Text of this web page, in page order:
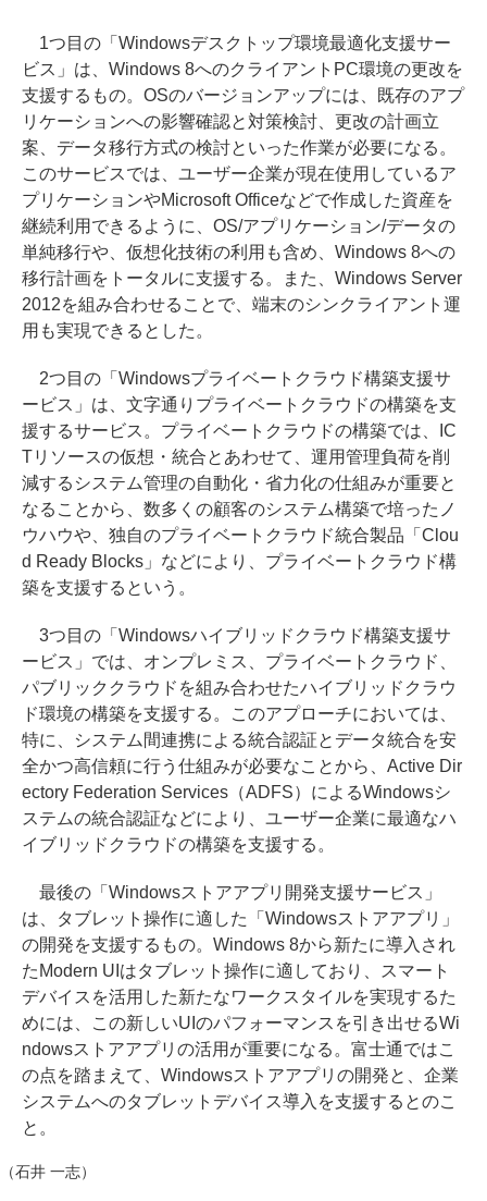
1つ目の「Windowsデスクトップ環境最適化支援サー
ビス」は、Windows 8へのクライアントPC環境の更改を
支援するもの。OSのバージョンアップには、既存のアプ
リケーションへの影響確認と対策検討、更改の計画立
案、データ移行方式の検討といった作業が必要になる。
このサービスでは、ユーザー企業が現在使用しているア
プリケーションやMicrosoft Officeなどで作成した資産を
継続利用できるように、OS/アプリケーション/データの
単純移行や、仮想化技術の利用も含め、Windows 8への
移行計画をトータルに支援する。また、Windows Server
2012を組み合わせることで、端末のシンクライアント運
用も実現できるとした。
2つ目の「Windowsプライベートクラウド構築支援サ
ービス」は、文字通りプライベートクラウドの構築を支
援するサービス。プライベートクラウドの構築では、IC
Tリソースの仮想・統合とあわせて、運用管理負荷を削
減するシステム管理の自動化・省力化の仕組みが重要と
なることから、数多くの顧客のシステム構築で培ったノ
ウハウや、独自のプライベートクラウド統合製品「Clou
d Ready Blocks」などにより、プライベートクラウド構
築を支援するという。
3つ目の「Windowsハイブリッドクラウド構築支援サ
ービス」では、オンプレミス、プライベートクラウド、
パブリッククラウドを組み合わせたハイブリッドクラウ
ド環境の構築を支援する。このアプローチにおいては、
特に、システム間連携による統合認証とデータ統合を安
全かつ高信頼に行う仕組みが必要なことから、Active Dir
ectory Federation Services（ADFS）によるWindowsシ
ステムの統合認証などにより、ユーザー企業に最適なハ
イブリッドクラウドの構築を支援する。
最後の「Windowsストアアプリ開発支援サービス」
は、タブレット操作に適した「Windowsストアアプリ」
の開発を支援するもの。Windows 8から新たに導入され
たModern UIはタブレット操作に適しており、スマート
デバイスを活用した新たなワークスタイルを実現するた
めには、この新しいUIのパフォーマンスを引き出せるWi
ndowsストアアプリの活用が重要になる。富士通ではこ
の点を踏まえて、Windowsストアアプリの開発と、企業
システムへのタブレットデバイス導入を支援するとのこ
と。
（石井 一志）